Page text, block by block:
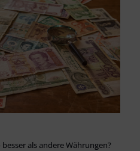
als andere Währungen?